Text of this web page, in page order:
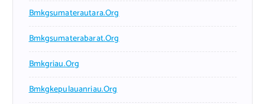
Bmkgsumaterautara.org
Bmkgsumaterabarat.org
Bmkgriau.org
Bmkgkepulauanriau.org